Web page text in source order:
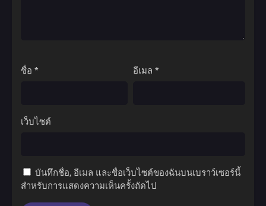
ชื่อ * อีเมล *
เว็บไซต์
บันทึกชื่อ, อีเมล และชื่อเว็บไซต์ของฉันบนเบราว์เซอร์นี้
สำหรับการแสดงความเห็นครั้งถัดไป